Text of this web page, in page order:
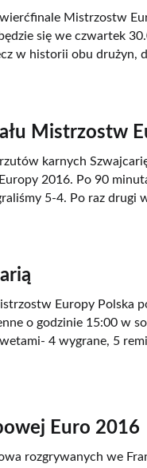
Mistrzostw
się we czwartek
w historii obu drużyn,
Mistrzostw
karnych
2016. Po 90
5-4. Po raz drugi
Europy Polska
o godzinie 15:00 w
4 wygrane, 5
Euro 2016
rozgrywanych we